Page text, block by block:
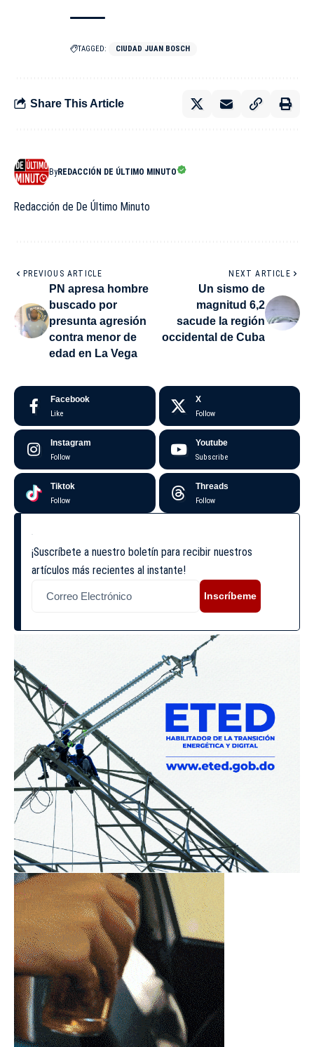
TAGGED: CIUDAD JUAN BOSCH
Share This Article
ByREDACCIÓN DE ÚLTIMO MINUTO
Redacción de De Último Minuto
PREVIOUS ARTICLE
PN apresa hombre
buscado por
presunta agresión
contra menor de
edad en La Vega
NEXT ARTICLE
Un sismo de
magnitud 6,2
sacude la región
occidental de Cuba
Facebook
Like
X
Follow
Instagram
Follow
Youtube
Subscribe
Tiktok
Follow
Threads
Follow
¡Suscríbete a nuestro boletín para recibir nuestros
artículos más recientes al instante!
Inscríbeme